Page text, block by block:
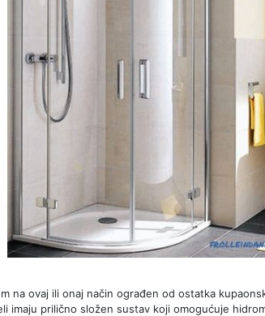
na ovaj ili onaj način ograđen od ostatka
imaju prilično složen sustav koji omogućuje